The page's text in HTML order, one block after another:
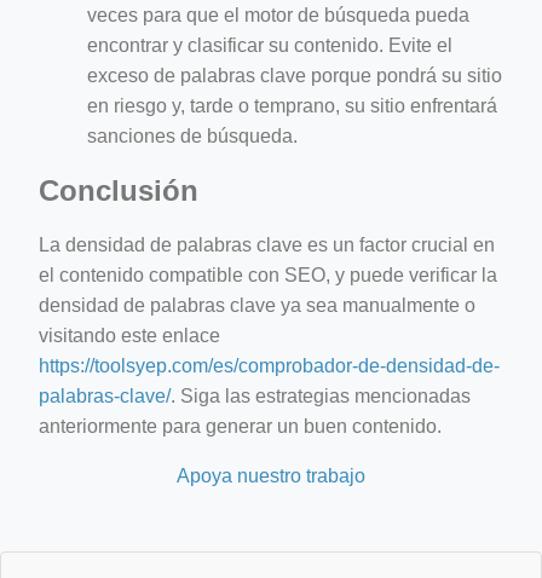
veces para que el motor de búsqueda pueda
encontrar y clasificar su contenido. Evite el
exceso de palabras clave porque pondrá su sitio
en riesgo y, tarde o temprano, su sitio enfrentará
sanciones de búsqueda.
Conclusión
La densidad de palabras clave es un factor crucial en
el contenido compatible con SEO, y puede verificar la
densidad de palabras clave ya sea manualmente o
visitando este enlace
https://toolsyep.com/es/comprobador-de-densidad-de-
palabras-clave/. Siga las estrategias mencionadas
anteriormente para generar un buen contenido.
Apoya nuestro trabajo